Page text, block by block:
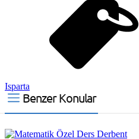
Isparta
Benzer Konular